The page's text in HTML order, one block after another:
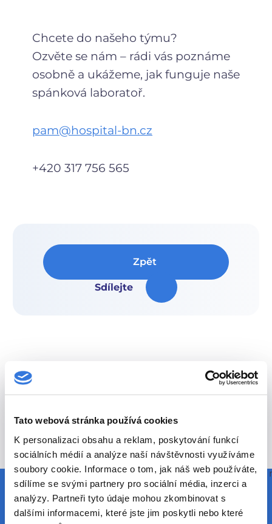
Tato webová stránka používá cookies
K personalizaci obsahu a reklam, poskytování funkcí
sociálních médií a analýze naší návštěvnosti využíváme
soubory cookie. Informace o tom, jak náš web používáte,
sdílíme se svými partnery pro sociální média, inzerci a
analýzy. Partneři tyto údaje mohou zkombinovat s
dalšími informacemi, které jste jim poskytli nebo které
Chcete do našeho týmu?
Ozvěte se nám – rádi vás poznáme
osobně a ukážeme, jak funguje naše
spánková laboratoř.
pam@hospital-bn.cz
+420 317 756 565
Zpět
Sdílejte
Máte zájem o tuto pozici?
Vyplňte prosím formulář níže nebo nás kontaktujte
+420 317 756 565 nebopam@hospital-bn.cz